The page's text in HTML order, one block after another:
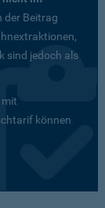
der Beitrag
sind jedoch als
mit
können